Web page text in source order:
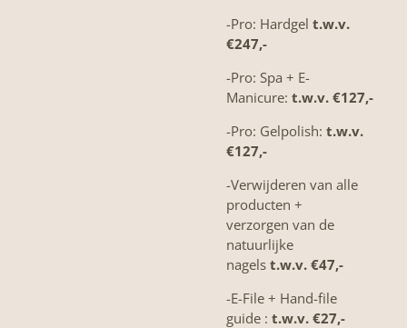
-Pro: Hardgel t.w.v.
€247,-
-Pro: Spa + E-
Manicure: t.w.v. €127,-
-Pro: Gelpolish: t.w.v.
€127,-
-Verwijderen van alle
producten +
verzorgen van de
natuurlijke
nagels t.w.v. €47,-
-E-File + Hand-file
guide : t.w.v. €27,-